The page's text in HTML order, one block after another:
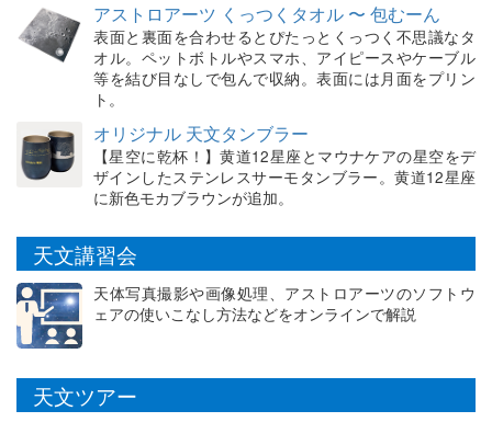
アストロアーツ くっつくタオル 〜 包むーん
表面と裏面を合わせるとぴたっとくっつく不思議なタ
オル。ペットボトルやスマホ、アイピースやケーブル
等を結び目なしで包んで収納。表面には月面をプリン
ト。
オリジナル 天文タンブラー
【星空に乾杯！】黄道12星座とマウナケアの星空をデ
ザインしたステンレスサーモタンブラー。黄道12星座
に新色モカブラウンが追加。
天文講習会
天体写真撮影や画像処理、アストロアーツのソフトウ
ェアの使いこなし方法などをオンラインで解説
天文ツアー